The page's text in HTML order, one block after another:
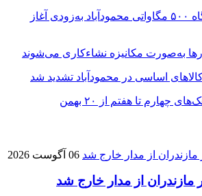
فاز نخست نیروگاه ۵۰۰ مگاواتی محمودآباد به‌زودی آغاز
اساسی در محمودآباد تشدید شد
چهارم تا هفتم از ۲۰ بهمن
06 آگوست 2026